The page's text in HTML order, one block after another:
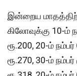
இன்றைய
கிலோவுக்கு 10-ம்
ரூ.200, 20-ம்
ரூ.270, 30-ம்